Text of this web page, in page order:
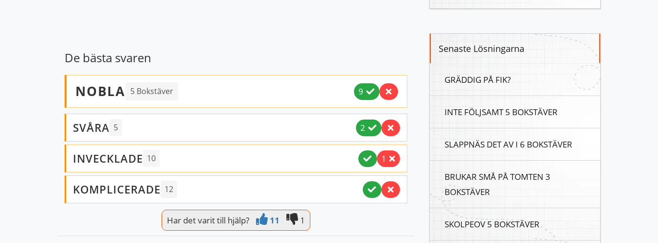
De bästa svaren
NOBLA 5 Bokstäver 9
SVÅRA 5 2
INVECKLADE 10 1
KOMPLICERADE 12
Har det varit till hjälp? 11 1
Senaste Lösningarna
GRÄDDIG PÅ FIK?
INTE FÖLJSAMT 5 BOKSTÄVER
SLAPPNÄS DET AV I 6 BOKSTÄVER
BRUKAR SMÅ PÅ TOMTEN 3
BOKSTÄVER
SKOLPEOV 5 BOKSTÄVER